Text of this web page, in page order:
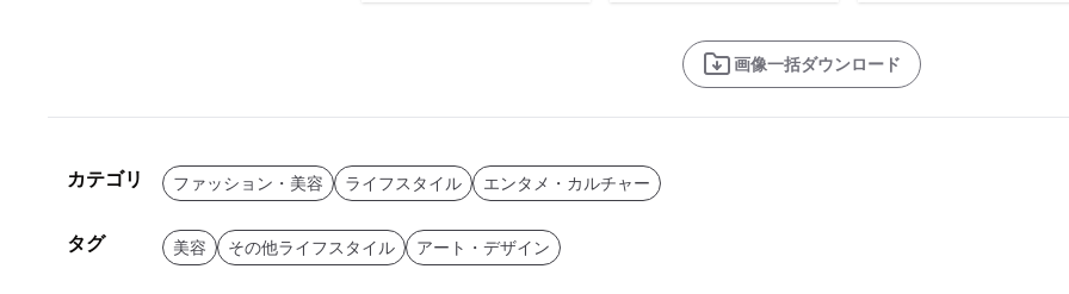
画像一括ダウンロード
カテゴリ ファッション・美容 ライフスタイル エンタメ・カルチャー
タグ 美容 その他ライフスタイル アート・デザイン